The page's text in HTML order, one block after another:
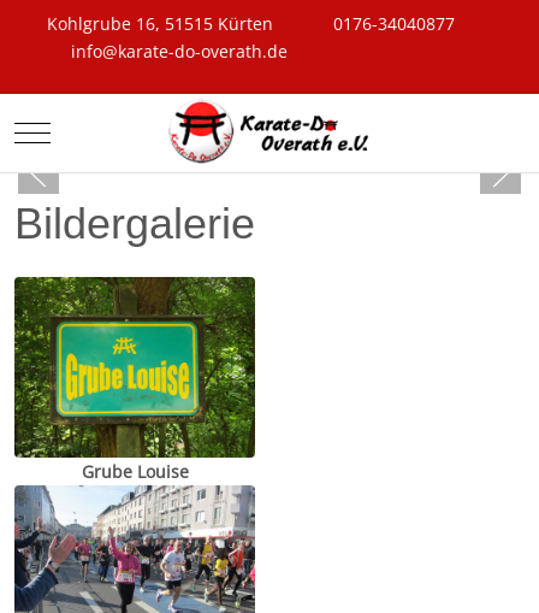
Kohlgrube 16, 51515 Kürten
0176-34040877
info@karate-do-overath.de
Mobile Menu Toggle
Bildergalerie
Grube Louise